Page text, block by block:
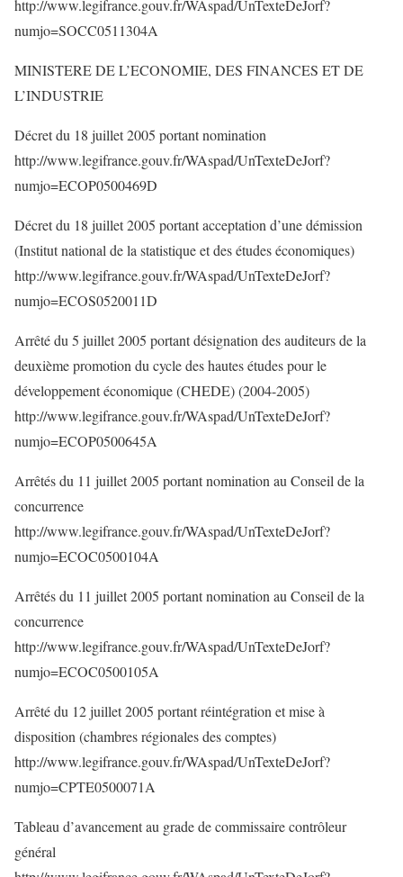
http://www.legifrance.gouv.fr/WAspad/UnTexteDeJorf?
numjo=SOCC0511304A
MINISTERE DE L’ECONOMIE, DES FINANCES ET DE
L’INDUSTRIE
Décret du 18 juillet 2005 portant nomination
http://www.legifrance.gouv.fr/WAspad/UnTexteDeJorf?
numjo=ECOP0500469D
Décret du 18 juillet 2005 portant acceptation d’une démission
(Institut national de la statistique et des études économiques)
http://www.legifrance.gouv.fr/WAspad/UnTexteDeJorf?
numjo=ECOS0520011D
Arrêté du 5 juillet 2005 portant désignation des auditeurs de la
deuxième promotion du cycle des hautes études pour le
développement économique (CHEDE) (2004-2005)
http://www.legifrance.gouv.fr/WAspad/UnTexteDeJorf?
numjo=ECOP0500645A
Arrêtés du 11 juillet 2005 portant nomination au Conseil de la
concurrence
http://www.legifrance.gouv.fr/WAspad/UnTexteDeJorf?
numjo=ECOC0500104A
Arrêtés du 11 juillet 2005 portant nomination au Conseil de la
concurrence
http://www.legifrance.gouv.fr/WAspad/UnTexteDeJorf?
numjo=ECOC0500105A
Arrêté du 12 juillet 2005 portant réintégration et mise à
disposition (chambres régionales des comptes)
http://www.legifrance.gouv.fr/WAspad/UnTexteDeJorf?
numjo=CPTE0500071A
Tableau d’avancement au grade de commissaire contrôleur
général